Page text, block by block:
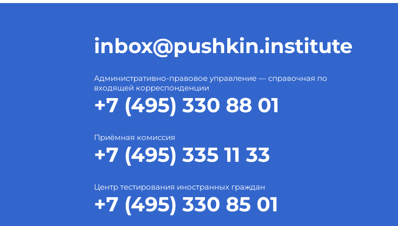
inbox@pushkin.institute
Административно-правовое управление — справочная по
входящей корреспонденции
+7 (495) 330 88 01
Приёмная комиссия
+7 (495) 335 11 33
Центр тестирования иностранных граждан
+7 (495) 330 85 01